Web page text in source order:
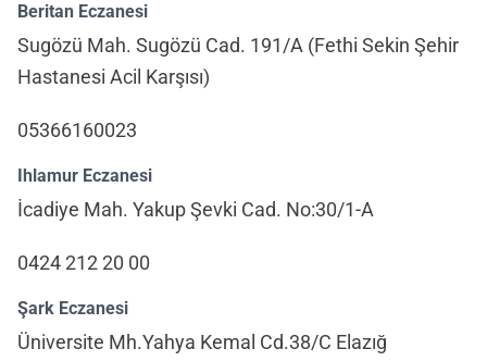
Beritan Eczanesi
Sugözü Mah. Sugözü Cad. 191/A (Fethi Sekin Şehir
Hastanesi Acil Karşısı)
05366160023
Ihlamur Eczanesi
İcadiye Mah. Yakup Şevki Cad. No:30/1-A
0424 212 20 00
Şark Eczanesi
Üniversite Mh.Yahya Kemal Cd.38/C Elazığ